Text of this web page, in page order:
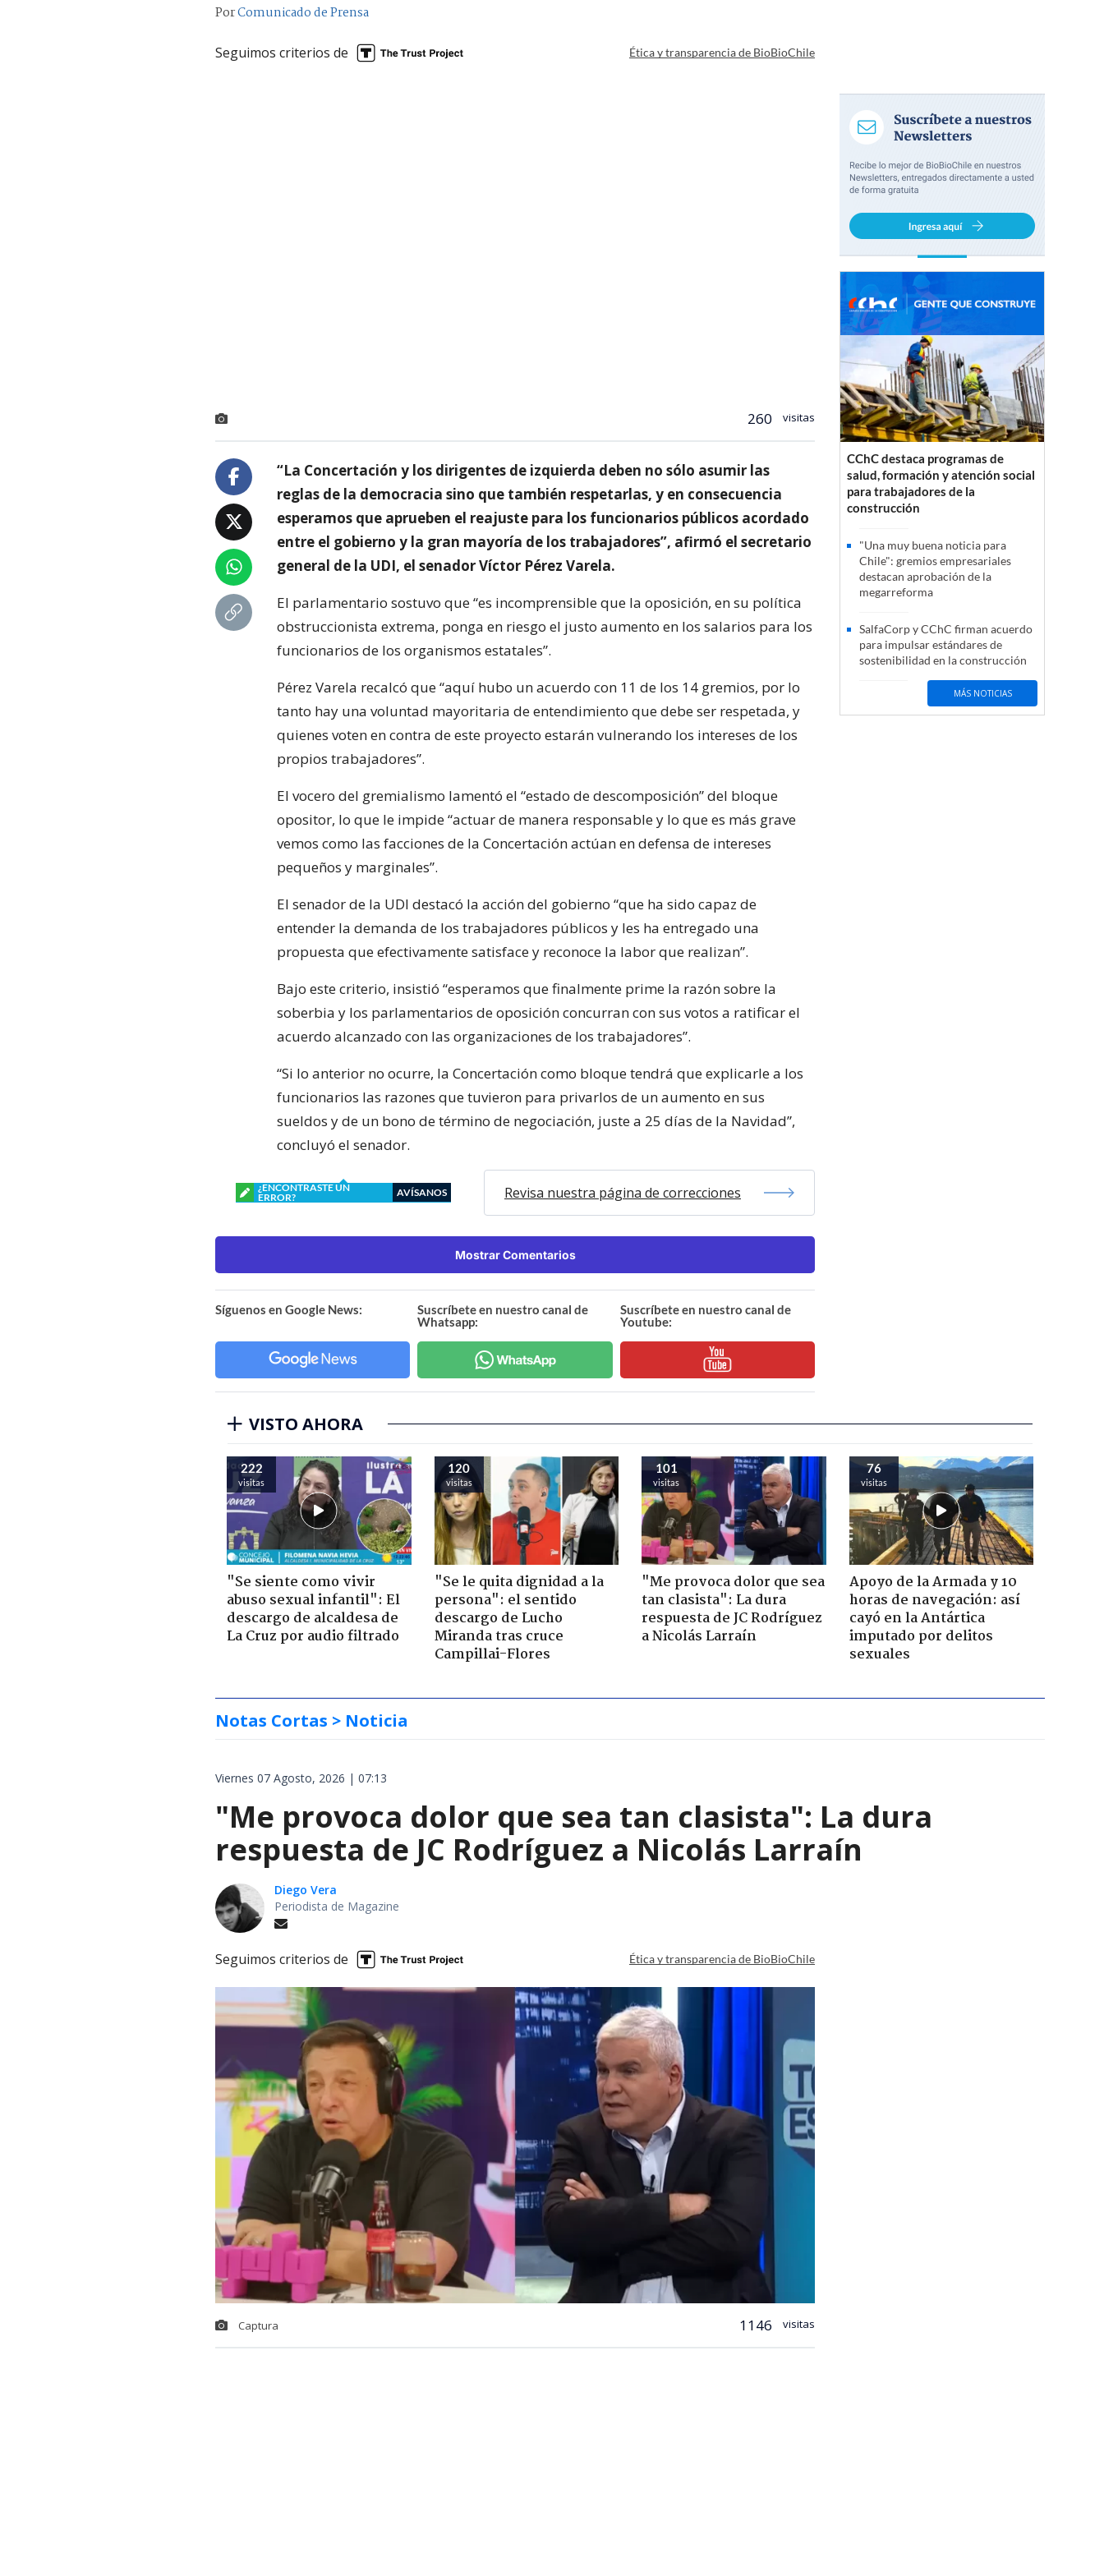
PorComunicado de Prensa
Seguimos criterios de Ética y transparencia de BioBioChile
260 visitas
“La Concertación y los dirigentes de izquierda deben no sólo asumir las
reglas de la democracia sino que también respetarlas, y en consecuencia
esperamos que aprueben el reajuste para los funcionarios públicos acordado
entre el gobierno y la gran mayoría de los trabajadores”, afirmó el secretario
general de la UDI, el senador Víctor Pérez Varela.
El parlamentario sostuvo que “es incomprensible que la oposición, en su política
obstruccionista extrema, ponga en riesgo el justo aumento en los salarios para los
funcionarios de los organismos estatales”.
Pérez Varela recalcó que “aquí hubo un acuerdo con 11 de los 14 gremios, por lo
tanto hay una voluntad mayoritaria de entendimiento que debe ser respetada, y
quienes voten en contra de este proyecto estarán vulnerando los intereses de los
propios trabajadores”.
El vocero del gremialismo lamentó el “estado de descomposición” del bloque
opositor, lo que le impide “actuar de manera responsable y lo que es más grave
vemos como las facciones de la Concertación actúan en defensa de intereses
pequeños y marginales”.
El senador de la UDI destacó la acción del gobierno “que ha sido capaz de
entender la demanda de los trabajadores públicos y les ha entregado una
propuesta que efectivamente satisface y reconoce la labor que realizan”.
Bajo este criterio, insistió “esperamos que finalmente prime la razón sobre la
soberbia y los parlamentarios de oposición concurran con sus votos a ratificar el
acuerdo alcanzado con las organizaciones de los trabajadores”.
“Si lo anterior no ocurre, la Concertación como bloque tendrá que explicarle a los
funcionarios las razones que tuvieron para privarlos de un aumento en sus
sueldos y de un bono de término de negociación, juste a 25 días de la Navidad”,
concluyó el senador.
¿ENCONTRASTE UN
ERROR?
AVÍSANOS Revisa nuestra página de correcciones
Mostrar Comentarios
Síguenos en Google News:
Suscríbete en nuestro canal de
Whatsapp:
Suscríbete en nuestro canal de
Youtube:
CChC destaca programas de
salud, formación y atención social
para trabajadores de la
construcción
"Una muy buena noticia para
Chile": gremios empresariales
destacan aprobación de la
megarreforma
SalfaCorp y CChC firman acuerdo
para impulsar estándares de
sostenibilidad en la construcción
MÁS NOTICIAS
VISTO AHORA
222
visitas
"Se siente como vivir
abuso sexual infantil": El
descargo de alcaldesa de
La Cruz por audio filtrado
120
visitas
"Se le quita dignidad a la
persona": el sentido
descargo de Lucho
Miranda tras cruce
Campillai-Flores
101
visitas
"Me provoca dolor que sea
tan clasista": La dura
respuesta de JC Rodríguez
a Nicolás Larraín
76
visitas
Apoyo de la Armada y 10
horas de navegación: así
cayó en la Antártica
imputado por delitos
sexuales
Notas Cortas > Noticia
Viernes 07 Agosto, 2026 | 07:13
"Me provoca dolor que sea tan clasista": La dura
respuesta de JC Rodríguez a Nicolás Larraín
Diego Vera
Periodista de Magazine
Seguimos criterios de Ética y transparencia de BioBioChile
Captura 1146 visitas